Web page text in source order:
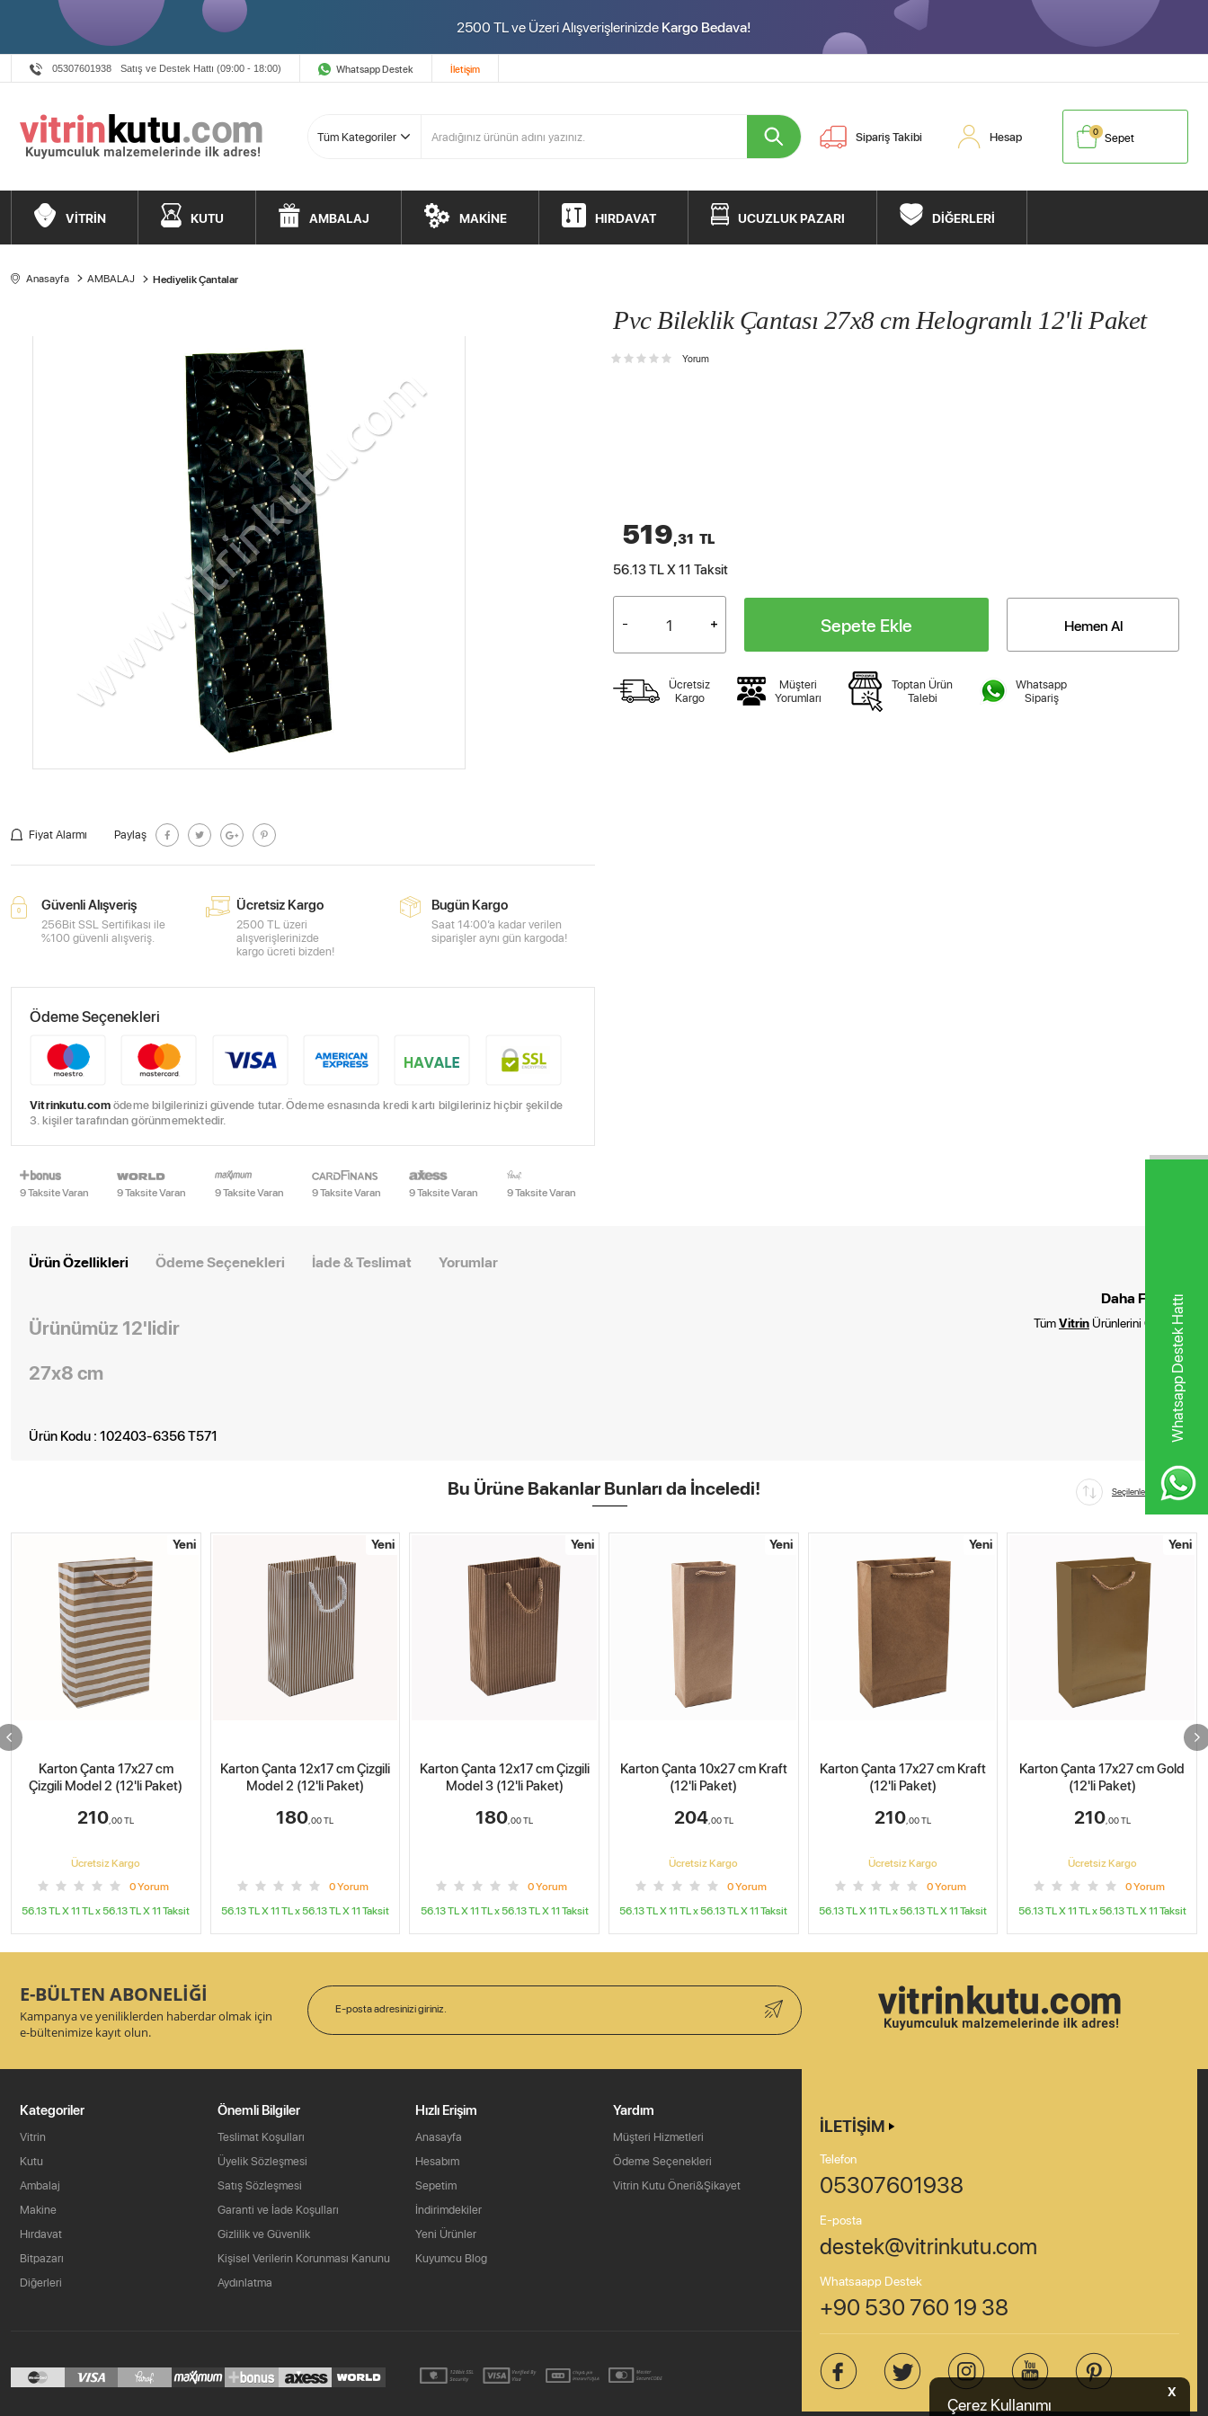
Whatsapp Destek Hattı
X
Çerez Kullanımı
2500 TL ve Üzeri AlışverişlerinizdeKargo Bedava!
05307601938 Satış ve Destek Hattı (09:00 - 18:00) Whatsapp Destek İletişim
Sipariş Takibi Hesap Sepet
0
VİTRİN KUTU AMBALAJ MAKİNE HIRDAVAT UCUZLUK PAZARI DİĞERLERİ
Anasayfa AMBALAJ Hediyelik Çantalar
Fiyat Alarmı Paylaş
Güvenli Alışveriş
256Bit SSL Sertifikası ile
%100 güvenli alışveriş.
Ücretsiz Kargo
2500 TL üzeri
alışverişlerinizde
kargo ücreti bizden!
Bugün Kargo
Saat 14:00’a kadar verilen
siparişler aynı gün kargoda!
Ödeme Seçenekleri
Vitrinkutu.comödeme bilgilerinizi güvende tutar. Ödeme esnasında kredi kartı bilgileriniz hiçbir şekilde
3. kişiler tarafından görünmemektedir.
9 Taksite Varan 9 Taksite Varan 9 Taksite Varan 9 Taksite Varan 9 Taksite Varan 9 Taksite Varan
Pvc Bileklik Çantası 27x8 cm Helogramlı 12'li Paket
Yorum
519,31 TL
56.13 TL X 11 Taksit
Sepete Ekle Hemen Al
Ücretsiz
Kargo
Müşteri
Yorumları
Toptan Ürün
Talebi
Whatsapp
Sipariş
Ürün Özellikleri Ödeme Seçenekleri İade & Teslimat Yorumlar
Ürünümüz 12'lidir
27x8 cm
Daha Fazla :
TümVitrin Ürünlerini Göster
Ürün Kodu : 102403-6356 T571
Bu Ürüne Bakanlar Bunları da İnceledi! Seçilenleri Karşılaştır
Yeni
Karton Çanta 12x17 cm Çizgili
Model 2 (12'li Paket)
180,00TL
0Yorum
56.13 TL X 11TL x56.13 TL X 11Taksit
Yeni
Karton Çanta 12x17 cm Çizgili
Model 3 (12'li Paket)
180,00TL
0Yorum
56.13 TL X 11TL x56.13 TL X 11Taksit
Yeni
Karton Çanta 10x27 cm Kraft
(12'li Paket)
204,00TL
0 Yorum
56.13 TL X 11TL x56.13 TL X 11Taksit
Yeni
Karton Çanta 17x27 cm Kraft
(12'li Paket)
210,00TL
Ücretsiz Kargo
0Yorum
56.13 TL X 11TL x56.13 TL X 11Taksit
Yeni
Karton Çanta 17x27 cm Gold
(12'li Paket)
210,00TL
Ücretsiz Kargo
0Yorum
56.13 TL X 11TL x56.13 TL X 11Taksit
Yeni
Karton Çanta 17x27 cm
Çizgili Model 1 (12'li Paket)
210,00TL
Ücretsiz Kargo
0 Yorum
56.13 TL X 11TL x56.13 TL X 11Taksit
E-BÜLTEN ABONELİĞİ
Kampanya ve yeniliklerden haberdar olmak için
e-bültenimize kayıt olun.
Kategoriler
Vitrin
Kutu
Ambalaj
Makine
Hırdavat
Bitpazarı
Diğerleri
Önemli Bilgiler
Teslimat Koşulları
Üyelik Sözleşmesi
Satış Sözleşmesi
Garanti ve İade Koşulları
Gizlilik ve Güvenlik
Kişisel Verilerin Korunması Kanunu
Aydınlatma
Hızlı Erişim
Anasayfa
Hesabım
Sepetim
İndirimdekiler
Yeni Ürünler
Kuyumcu Blog
Yardım
Müşteri Hizmetleri
Ödeme Seçenekleri
Vitrin Kutu Öneri&Şikayet
İLETIŞIM
Telefon
05307601938
E-posta
destek@vitrinkutu.com
Whatsaapp Destek
+90 530 760 19 38